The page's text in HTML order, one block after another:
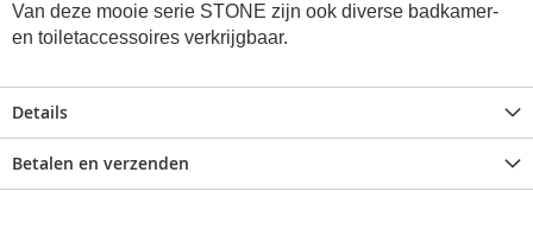
Van deze mooie serie STONE zijn ook diverse badkamer-
en toiletaccessoires verkrijgbaar.
Details
Betalen en verzenden